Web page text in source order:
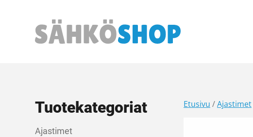
Päävalikko
Tuotekategoriat
Ajastimet
Etusivu /Ajastimet